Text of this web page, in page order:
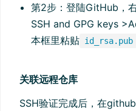
第2步：登陆GitHub，
SSH and GPG keys
本框里粘贴 id_rsa.pub
关联远程仓库
SSH验证完成后，在